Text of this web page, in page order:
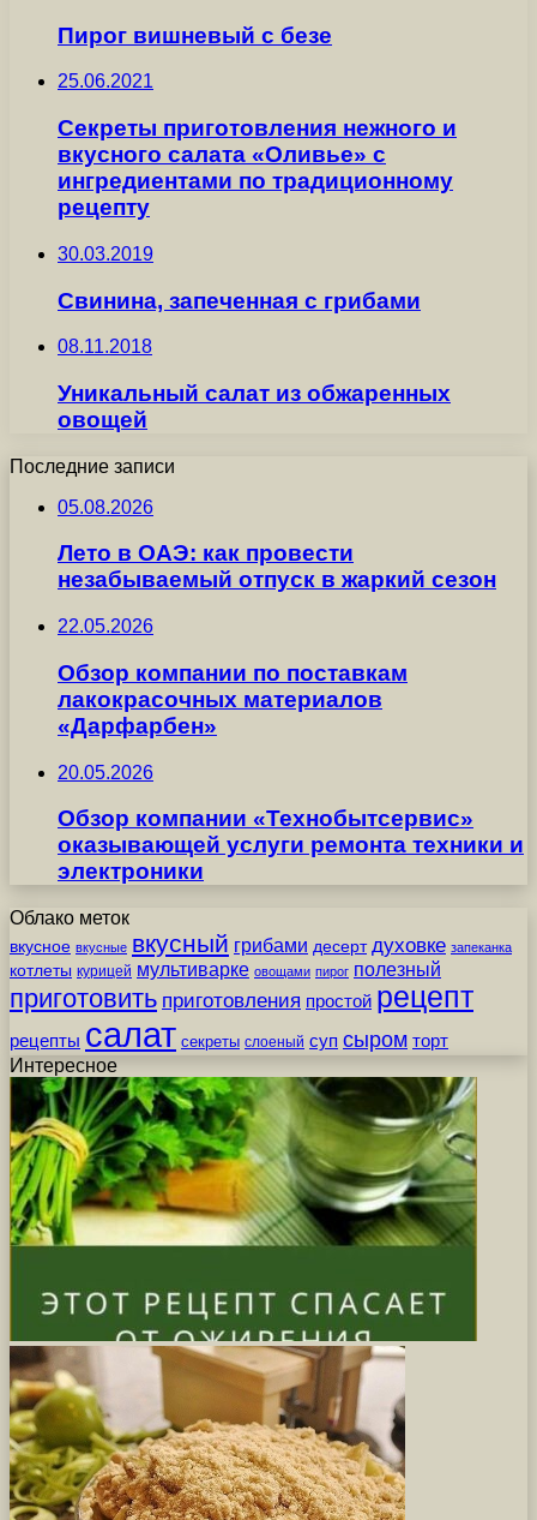
Пирог вишневый с безе
25.06.2021
Секреты приготовления нежного и
вкусного салата «Оливье» с
ингредиентами по традиционному
рецепту
30.03.2019
Свинина, запеченная с грибами
08.11.2018
Уникальный салат из обжаренных
овощей
Последние записи
05.08.2026
Лето в ОАЭ: как провести
незабываемый отпуск в жаркий сезон
22.05.2026
Обзор компании по поставкам
лакокрасочных материалов
«Дарфарбен»
20.05.2026
Обзор компании «Технобытсервис»
оказывающей услуги ремонта техники и
электроники
Облако меток
вкусное вкусные вкусный грибами десерт духовке запеканка
котлеты курицей мультиварке овощами пирог полезный
приготовить приготовления простой рецепт
рецепты салат секреты слоеный суп сыром торт
Интересное